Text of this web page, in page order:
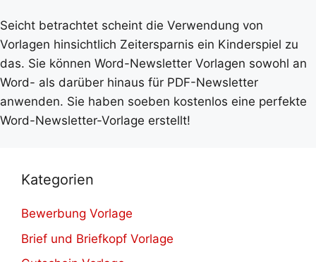
Seicht betrachtet scheint die Verwendung von
Vorlagen hinsichtlich Zeitersparnis ein Kinderspiel zu
das. Sie können Word-Newsletter Vorlagen sowohl an
Word- als darüber hinaus für PDF-Newsletter
anwenden. Sie haben soeben kostenlos eine perfekte
Word-Newsletter-Vorlage erstellt!
Kategorien
Bewerbung Vorlage
Brief und Briefkopf Vorlage